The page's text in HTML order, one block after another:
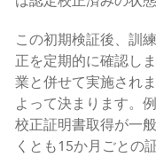
この初期検証後、訓
正を定期的に確認し
業と併せて実施され
よって決まります。例
校正証明書取得が一
くとも15か月ごとの